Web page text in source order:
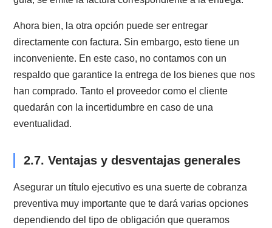
obligaciones contenidas en ellos, a no ser que se
suscriban por escritura pública.
2.5. El valor de la escritura pública
La escritura pública, como mencioné anteriormente,
una de las mejores maneras de documentar
características:
En primer lugar, constituye un título ejecutivo, es
servirá de base para iniciar un juicio ejecutivo con
las ventajas que esto supone.